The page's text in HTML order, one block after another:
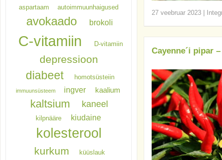
27 veebruar 2023
Cayenne´i pipar
aspartaam autoimmuunhaigused
avokaado brokoli
C-vitamiin D-vitamiin
depressioon
diabeet homotsüsteiin
immuunsüsteem ingver kaalium
kaltsium kaneel
kilpnääre kiudaine
kolesterool
kurkum küüslauk